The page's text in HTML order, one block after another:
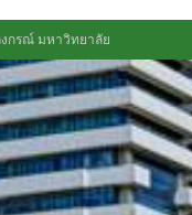
กรณ์ มหาวิทยาลัย